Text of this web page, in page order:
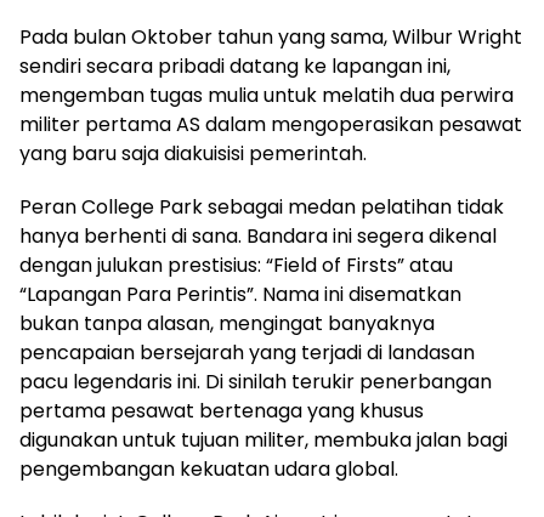
Pada bulan Oktober tahun yang sama, Wilbur Wright
sendiri secara pribadi datang ke lapangan ini,
mengemban tugas mulia untuk melatih dua perwira
militer pertama AS dalam mengoperasikan pesawat
yang baru saja diakuisisi pemerintah.
Peran College Park sebagai medan pelatihan tidak
hanya berhenti di sana. Bandara ini segera dikenal
dengan julukan prestisius: “Field of Firsts” atau
“Lapangan Para Perintis”. Nama ini disematkan
bukan tanpa alasan, mengingat banyaknya
pencapaian bersejarah yang terjadi di landasan
pacu legendaris ini. Di sinilah terukir penerbangan
pertama pesawat bertenaga yang khusus
digunakan untuk tujuan militer, membuka jalan bagi
pengembangan kekuatan udara global.